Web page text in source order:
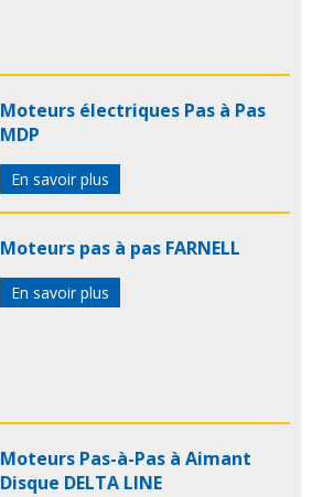
Moteurs électriques Pas à Pas
MDP
En savoir plus
Moteurs pas à pas FARNELL
En savoir plus
Moteurs Pas-à-Pas à Aimant
Disque DELTA LINE